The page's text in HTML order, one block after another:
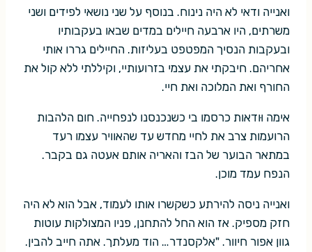
ואנייה ודאי לא היה נינוח. בנוסף על שני נושאי לפידים ושני
משרתים, היו ארבעה חיילים במדים שבאו בעקבותיו
ובעקבות הנסיך המפטפט בעליזות. החיילים גררו אותי
אחריהם. חיבקתי את עצמי בזרועותיי, וקיללתי ללא קול את
החורף ואת המלוכה ואת חיי.
אימה וּודאות כרסמו בי כשנכנסנו לנפחייה. חום הלהבות
הרועמות צרב את לחיי מחדש עד שהאוויר עצמו רעד
במתאר הבוער של הבז והאריה אותם אעטה גם בקבר.
הנפח עמד מוכן.
ואנייה ניסה להירתע כשקשרו אותו לעמוד, אבל הוא לא היה
חזק מספיק. אז הוא החל להתחנן, פניו המצולקות עוטות
גוון אפור חיוור. "אלקסנדר… הוד מעלתך. אתה חייב להבין.